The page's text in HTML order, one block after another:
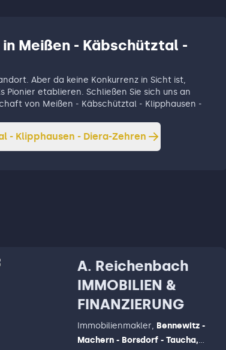
Meißen - Käbschütztal -
Aber da keine Konkurrenz in Sicht ist,
etablieren. Schließen Sie sich uns an
von Meißen - Käbschütztal - Klipphausen -
- Klipphausen - Diera-Zehren
A. Reichenbach
IMMOBILIEN &
FINANZIERUNG
Immobilienmakler, Bennewitz -
Machern - Borsdorf - Taucha,